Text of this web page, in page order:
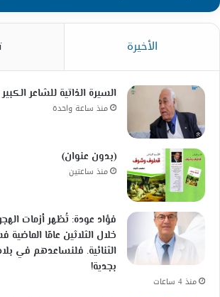
الأخيرة
السيرة الذاتية للشاعر
منذ ساعة واحدة
(بدون عنوان)
منذ ساعتين
فؤاد عودة: تُظهر أزمات
خلال الثلاثين عامًا الماضية
الثنائية. فلنساعدهم في
بجدية!
منذ 4 ساعات